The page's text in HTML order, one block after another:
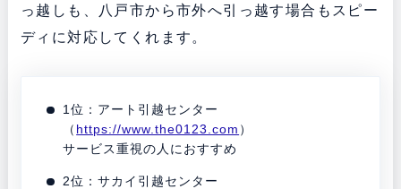
っ越しも、八戸市から市外へ引っ越す場合もスピー
ディに対応してくれます。
1位：アート引越センター
（ https://www.the0123.com ）
サービス重視の人におすすめ
2位：サカイ引越センター